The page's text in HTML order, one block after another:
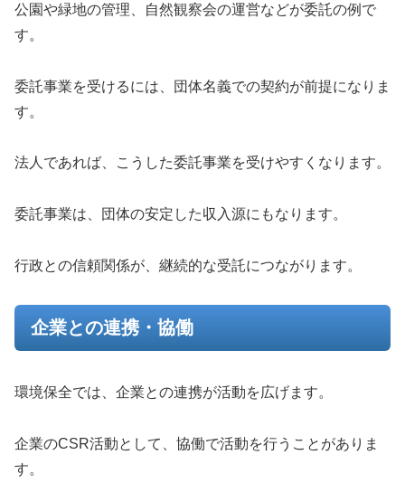
公園や緑地の管理、自然観察会の運営などが委託の例で
す。
委託事業を受けるには、団体名義での契約が前提になりま
す。
法人であれば、こうした委託事業を受けやすくなります。
委託事業は、団体の安定した収入源にもなります。
行政との信頼関係が、継続的な受託につながります。
企業との連携・協働
環境保全では、企業との連携が活動を広げます。
企業のCSR活動として、協働で活動を行うことがありま
す。